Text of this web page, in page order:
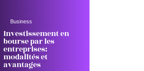
Business
Investissement en
bourse par les
entreprises:
modalités et
avantages